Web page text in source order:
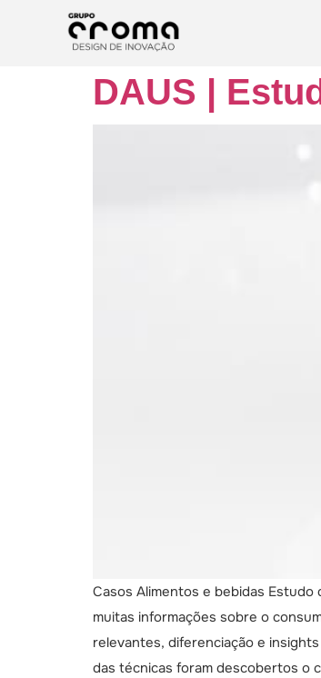
DAUS |
Casos Alimentos e bebidas
muitas informações sobre o
relevantes, diferenciação e
das técnicas foram descobertos o